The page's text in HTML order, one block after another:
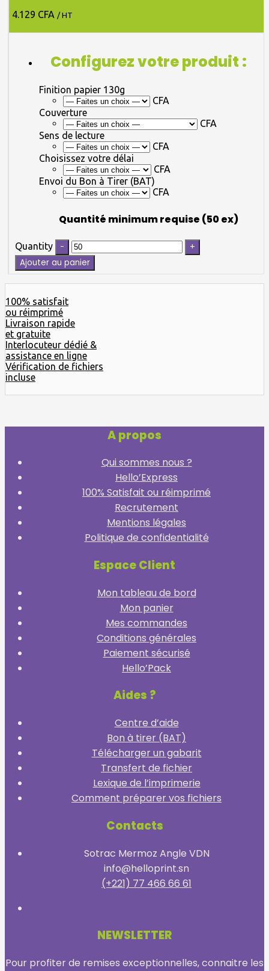
4.129 CFA / HT
Configurez votre produit :
Finition papier 130g
CFA
Couverture
CFA
Sens de lecture
CFA
Choisissez votre délai
CFA
Envoi du Bon à Tirer (BAT)
CFA
Quantité minimum requise (50 ex)
Quantity
Ajouter au panier
100% satisfait
ou réimprimé
Livraison rapide
et gratuite
Interlocuteur dédié &
assistance en ligne
Vérification de fichiers
incluse
A propos
Qui sommes nous ?
Hello’Express
100% Satisfait ou réimprimé
Recrutement
Mentions légales
Politique de confidentialité
Espace Client
Mon tableau de bord
Mon panier
Mes commandes
Conditions générales
Paiement sécurisé
Hello’Pack
Aides ?
Centre d’aide
Bon à tirer (BAT)
Télécharger un gabarit
Transfert de fichier
Lexique de l’imprimerie
Comment préparer vos fichiers
Contacts
Sotrac Mermoz Angle VDN
info@helloprint.sn
(+221) 77 466 66 61
NEWSLETTER
Pour profiter de remises exceptionnelles, connaitre les